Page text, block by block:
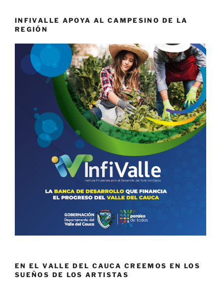
INFIVALLE APOYA AL CAMPESINO DE LA
REGIÓN
EN EL VALLE DEL CAUCA CREEMOS EN LOS
SUEÑOS DE LOS ARTISTAS